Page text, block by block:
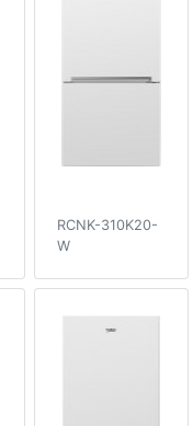
RCNK-310K20-
W